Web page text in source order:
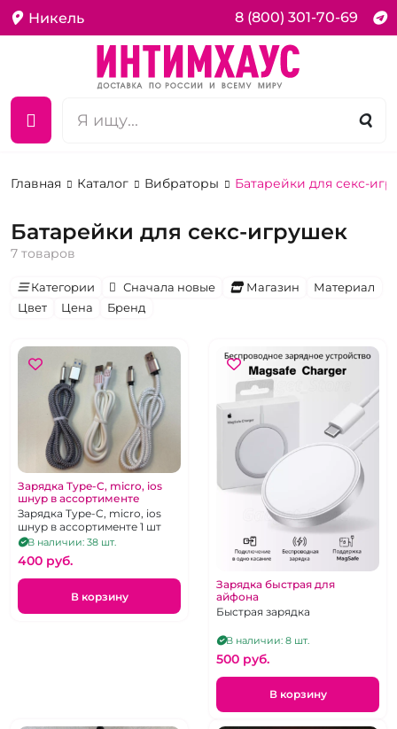
Никель 8 (800) 301-70-69
Главная Каталог Вибраторы Батарейки для секс-
Батарейки для секс-игрушек
7 товаров
Категории Сначала новые Магазин
Материал
Цвет
Цена Бренд
Зарядка Type-C, micro, ios
шнур в ассортименте
Зарядка Type-C, micro, ios
шнур в ассортименте 1 шт
В наличии: 38 шт.
400 pуб.
В корзину
Зарядка быстрая для
айфона
Быстрая зарядка
В наличии: 8 шт.
500 pуб.
В корзину